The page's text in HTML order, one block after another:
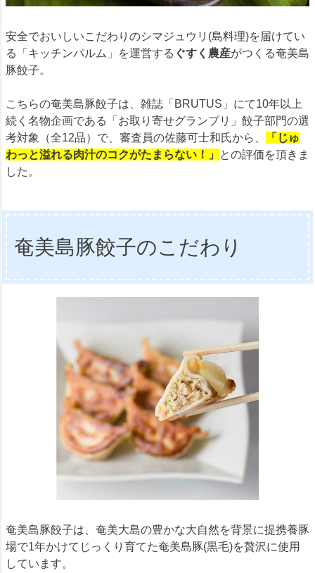
安全でおいしいこだわりのシマジュウリ(島料理)を届けてい
る「キッチンパルム」を運営する ぐすく農産がつくる奄美島
豚餃子。
こちらの奄美島豚餃子は、雑誌「BRUTUS」にて10年以上
続く名物企画である「お取り寄せグランプリ」餃子部門の選
考対象（全12品）で、審査員の佐藤可士和氏から、
「じゅ
わっと溢れる肉汁のコクがたまらない！」
との評価を頂きま
した。
奄美島豚餃子のこだわり
奄美島豚餃子は、奄美大島の豊かな大自然を背景に提携養豚
場で1年かけてじっくり育てた奄美島豚(黒毛)を贅沢に使用
しています。